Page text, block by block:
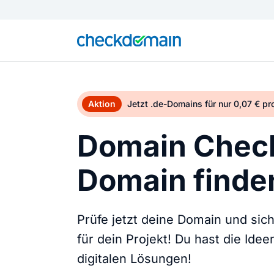
Aktion Jetzt .de-Domains für nur 0,07 €
Domain
Domain
Prüfe jetzt deine Domain und
für dein Projekt! Du hast die
digitalen Lösungen!